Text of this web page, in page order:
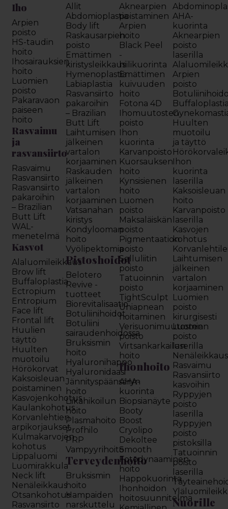
Iho
Arpien
poisto
HS-taudin
hoito
Ihosairauksien
hoito
Luomien
poisto
Pakaravaon
paiseen
hoito
Rasvaimu
ja
rasvansiirto
Rasvaimu
Rasvansiirto
Rasvansiirto
pakaroihin
– Brazilian
Butt Lift
WAL-
menetelmä
Kasvot
Alaluomileikkaus
Brow lift
Buffaloplastia
Ectropium
Entropium
Face lift
Frontal lift
Huulien
täyttö
Huulten
muotoilu
Hörökorvat
Kaksoisleuan
poistaminen
Kasvojenkohotus
Kaulankohotus
Korvanlehtien
arpikorjaukset
Kulmakarvojen
kohotus
Lippaluomi
Luomirakkula
Neck lift
Nenäleikkaus
Otsankohotus
Rasvansiirto
Allit
Abdomioplastia
Body lift
Raskausarpien
poisto
Emättimen
kiristysleikkaus
Hymenoplastia
Labiaplastia
Rasvansiirto
pakaroihin
– Brazilian
Butt Lift
Laihtumisen
jälkeinen
vartalon
korjaaminen
Raskauden
jälkeinen
vartalon
korjaaminen
Vatsanahan
kiristys
Kondylooman
hoito
Vyölipektomia
Pistoshoidot
Belotero
Revive -
tuotteet
Biorevitalisaatio
Botuliinihoidot
Botuliini
sairaudenhoidossa
Bruksismin
hoito
Hyaluronihappo
Hyaluronidaasi
Jännityspäänsäryn
hoito
Liikahikoilun
hoito
Plasmahoito
Profhilo
PRP
Vampyyrihoito
Terveydenhoito
Bruksismin
hoito
Hampaiden
narskuttelu
Aknearpien
poistaminen
Arpien
hoito
Black Peel
-
hiilikuorinta
Emättimen
kuivuuden
hoito
Fotona 4D
Ihomuutosten
poisto
Ihon
kuorinta
Karvanpoisto
Kuorsauksen
hoito
Kynsisienen
hoito
Luomen
poisto
Maksaläiskän
poisto
Pigmentaation
poisto
Selluliitin
poisto
Tatuoinnin
poisto
TightSculpt
Uniapnean
hoitaminen
Verisuonimuutosten
poisto
Virtsankarkailun
hoito
Ihonhoito
AHA-
kuorinta
Biopsianäyte
Booty
Boost
Cryolipo
Dekoltee
Smooth
Fotodynaaminen
hoito
Happokuorinta
Ihonhoidon
hoitosuunnitelma
AHA-
kuorinta
Aknearpien
poisto
laserilla
Arpien
poisto
Huulten
muotoilu
ja täyttö
Ihon
kuorinta
laserilla
Kaksoisleuan
hoito
Karvanpoisto
laserilla
Kasvojen
kohotus
Laihtumisen
jälkeinen
vartalon
korjaaminen
Luomien
poisto
kirurgisesti
Luomien
poisto
laserilla
Nenäleikkaus
Rasvaimu
Rasvansiirto
kasvoihin
Ryppyjen
poisto
laserilla
Ryppyjen
poisto
pistoksilla
Tatuoinnin
poisto
laserilla
Nuorille